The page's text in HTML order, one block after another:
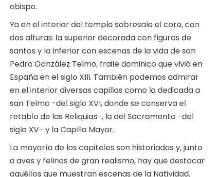
obispo.
Ya en el interior del templo sobresale el coro, con
dos alturas: la superior decorada con figuras de
santos y la inferior con escenas de la vida de san
Pedro González Telmo, fraile dominico que vivió en
España en el siglo XIII. También podemos admirar
en el interior diversas capillas como la dedicada a
san Telmo -del siglo XVI, donde se conserva el
retablo de las Reliquias-, la del Sacramento -del
siglo XV- y la Capilla Mayor.
La mayoría de los capiteles son historiados y, junto
a aves y felinos de gran realismo, hay que destacar
aquéllos que muestran escenas de la Natividad.